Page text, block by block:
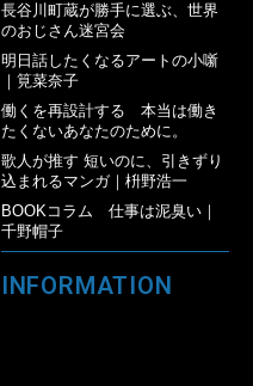
長谷川町蔵が勝手に選ぶ、世界
のおじさん迷宮会
明日話したくなるアートの小噺
｜筧菜奈子
働くを再設計する 本当は働き
たくないあなたのために。
歌人が推す 短いのに、引きずり
込まれるマンガ｜枡野浩一
BOOKコラム 仕事は泥臭い｜
千野帽子
INFORMATION